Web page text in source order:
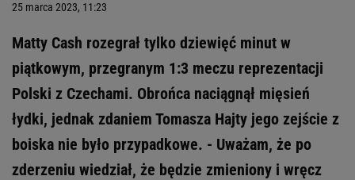
25 marca 2023, 11:23
Matty Cash rozegrał tylko dziewięć minut w
piątkowym, przegranym 1:3 meczu reprezentacji
Polski z Czechami. Obrońca naciągnął mięsień
łydki, jednak zdaniem Tomasza Hajty jego zejście z
boiska nie było przypadkowe. - Uważam, że po
zderzeniu wiedział, że będzie zmieniony i wręcz